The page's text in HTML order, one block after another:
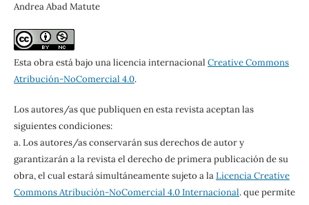
Andrea Abad Matute
Esta obra está bajo una licencia internacional Creative Commons
Atribución-NoComercial 4.0.
Los autores/as que publiquen en esta revista aceptan las
siguientes condiciones:
a. Los autores/as conservarán sus derechos de autor y
garantizarán a la revista el derecho de primera publicación de su
obra, el cual estará simultáneamente sujeto a laLicencia Creative
Commons Atribución-NoComercial 4.0 Internacional. que permite